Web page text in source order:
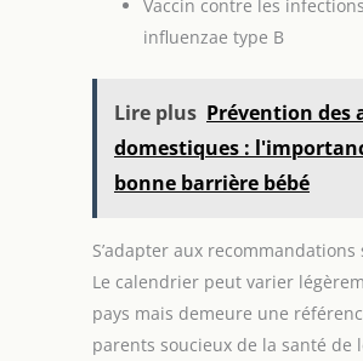
Vaccin contre les
influenzae type B
Lire plus Prévention des
domestiques :
bonne barrière bébé
S’adapter aux
Le calendrier peut varier
pays mais demeure une
parents soucieux de la santé de